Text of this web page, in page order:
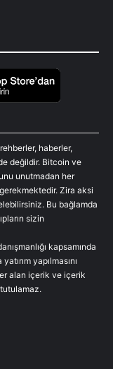
haberler,
değildir. Bitcoin ve
unutmadan her
gerekmektedir. Zira aksi
Bu bağlamda
sizin
kapsamında
yapılmasını
alan içerik ve içerik
tutulamaz.